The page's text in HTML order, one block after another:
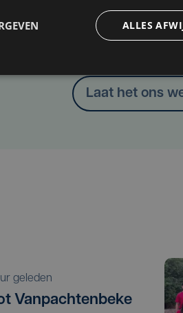
Taalfout
Laat het ons
uur geleden
Vanpachtenbeke
ALLES